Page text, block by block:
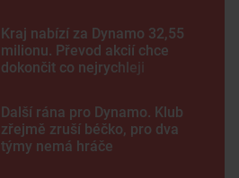
Kraj nabízí za Dynamo 32,55
milionu. Převod akcií chce
dokončit co nejrychleji
Další rána pro Dynamo. Klub
zřejmě zruší béčko, pro dva
týmy nemá hráče